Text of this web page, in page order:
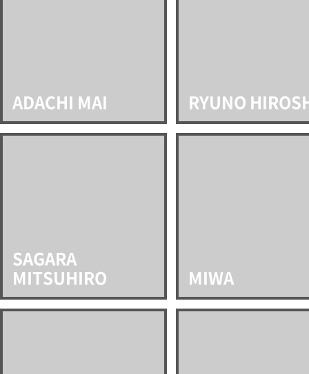
ADACHI MAI RYUNO
SAGARA
MITSUHIRO MIWA